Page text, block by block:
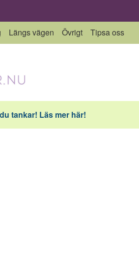
Längs vägen Övrigt Tipsa oss
tankar! Läs mer här!